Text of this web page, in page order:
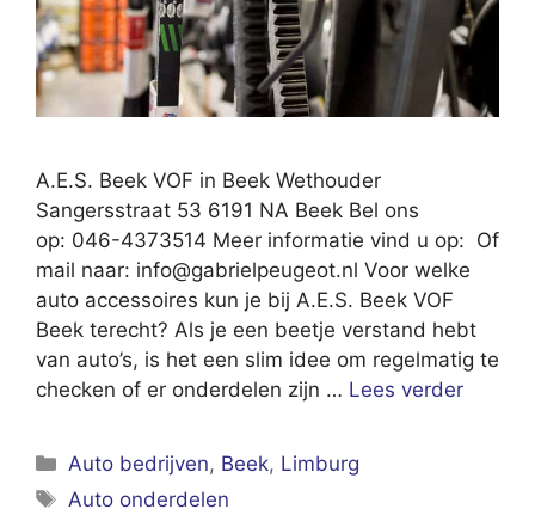
A.E.S. Beek VOF in Beek Wethouder
Sangersstraat 53 6191 NA Beek Bel ons
op: 046-4373514 Meer informatie vind u op: Of
mail naar: info@gabrielpeugeot.nl Voor welke
auto accessoires kun je bij A.E.S. Beek VOF
Beek terecht? Als je een beetje verstand hebt
van auto’s, is het een slim idee om regelmatig te
checken of er onderdelen zijn … Lees verder
Categorieën
Auto bedrijven, Beek, Limburg
Tags
Auto onderdelen